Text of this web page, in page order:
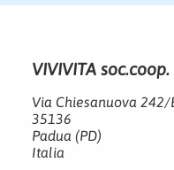
VIVIVITA soc.coop.
Via Chiesanuova 242/
35136
Padua (PD)
Italia